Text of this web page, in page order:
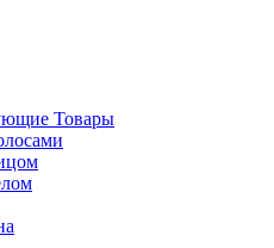
Товары